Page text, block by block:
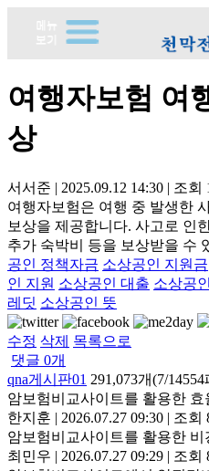
여행자보험 여
상
서서준 | 2025.09.12 14:30 | 조회
여행자보험은 여행 중 발생한
보상을 제공합니다. 사고로 인
추가 숙박비 등을 보상받을 수
공인 정책자금 소상공인 지원금
인 지원 소상공인 대출 소상공
레딧 소상공인 뜻
수정 삭제 목록으로
댓글 0개
qna게시판01 291,073개(7/
암보험비교사이트를 활용한
한지훈 | 2026.07.27 09:30 | 조회
암보험비교사이트를 활용한
최민우 | 2026.07.27 09:29 | 조회